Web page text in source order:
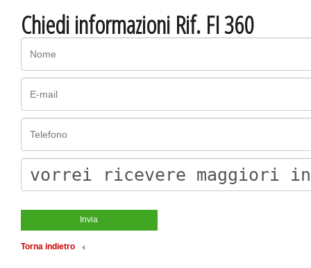
Chiedi informazioni Rif. FI 360
Torna indietro